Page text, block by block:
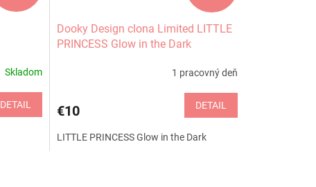
Skladom
DETAIL
Dooky Design clona Limited LITTLE
PRINCESS Glow in the Dark
1 pracovný deň
€10 DETAIL
LITTLE PRINCESS Glow in the Dark